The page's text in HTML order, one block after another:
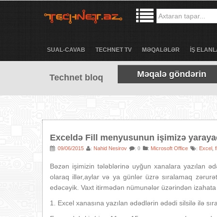
SUAL-CAVAB TECHNET TV MƏQALƏLƏR İŞ
Technet bloq Məqalə göndərin
Exceldə Fill menyusunun işimizə
: 09/06/2015 : Nahid Nesirov : 0 : Microsoft Office : Excel
Bəzən işimizin tələblərinə uyğun xanalara yazılan
olaraq illər,aylar və ya günlər üzrə sıralamaq
edəcəyik. Vaxt itirmədən nümunələr üzərindən izahata
1. Excel xanasına yazılan ədədlərin ədədi silsilə ilə